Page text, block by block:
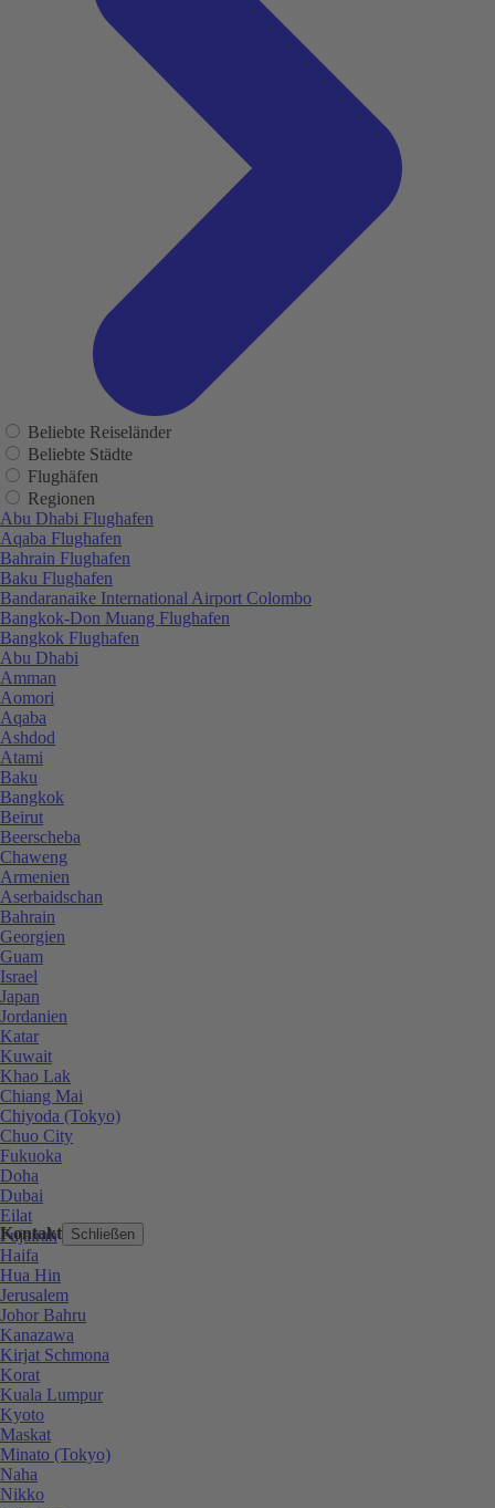
Kontakt Schließen
Beliebte Reiseländer
Beliebte Städte
Flughäfen
Regionen
Abu Dhabi Flughafen
Aqaba Flughafen
Bahrain Flughafen
Baku Flughafen
Bandaranaike International Airport Colombo
Bangkok-Don Muang Flughafen
Bangkok Flughafen
Abu Dhabi
Amman
Aomori
Aqaba
Ashdod
Atami
Baku
Bangkok
Beirut
Beerscheba
Chaweng
Armenien
Aserbaidschan
Bahrain
Georgien
Guam
Israel
Japan
Jordanien
Katar
Kuwait
Khao Lak
Chiang Mai
Chiyoda (Tokyo)
Chuo City
Fukuoka
Doha
Dubai
Eilat
Fujairah
Haifa
Hua Hin
Jerusalem
Johor Bahru
Kanazawa
Kirjat Schmona
Korat
Kuala Lumpur
Kyoto
Maskat
Minato (Tokyo)
Naha
Nikko